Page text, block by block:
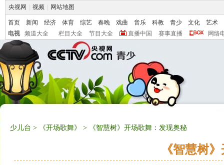
央视网 视频 网站地图
首页 新闻 经济 体育 综艺 春晚 戏曲 音乐 科教 青少 文化
艺术
电视
频道大全 栏目大全 节目大全 直播中国 赛事直播 网络
少儿台 > 《开场歌舞》 > 《智慧树》开场歌舞：发现奥秘
《智慧树